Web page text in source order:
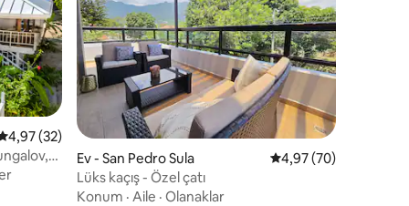
üzerinden ortalama 4,97 puan, 32 değerlendirme
4,97 (32)
Ev - San Pedro Sula 5 üzerinden
4,97 (70)
Lüks kaçış - Özel çatı
Konum · Aile · Olanaklar